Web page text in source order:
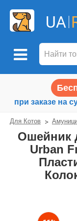
UA
при заказе на
Для Котов
Ошейник
Urban